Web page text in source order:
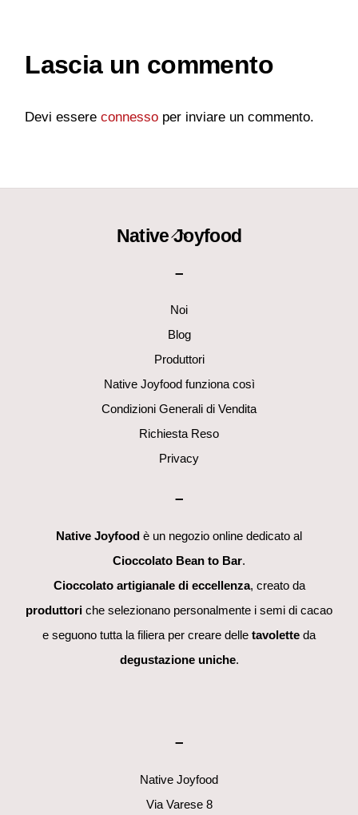
Lascia un commento
Devi essereconnesso per inviare un commento.
Back
Native Joyfood
–
Noi
Blog
Produttori
Native Joyfood funziona così
Condizioni Generali di Vendita
Richiesta Reso
Privacy
–
Native Joyfood è un negozio online dedicato al
Cioccolato Bean to Bar.
Cioccolato artigianale di eccellenza, creato da
produttori che selezionano personalmente i semi di cacao
e seguono tutta la filiera per creare delle tavolette da
degustazione uniche.
–
Native Joyfood
Via Varese 8